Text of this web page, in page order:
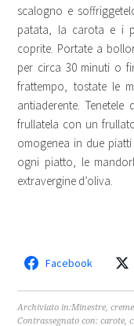
scalogno e
patata, la carota e i
coprite. Portate a
per circa 30 minuti o
frattempo, tostate le
antiaderente.
frullatela con un
omogenea in due
ogni piatto, le
extravergine d’oliva.
Facebook
Archiviato in:Minestre,
Contrassegnato con:carote,